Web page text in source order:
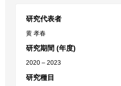
研究代表者
黄 孝春
研究期間 (年度)
2020 – 2023
研究種目